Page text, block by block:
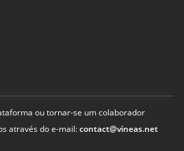
ou tornar-se um colaborador
através do e-mail:contact@vineas.net